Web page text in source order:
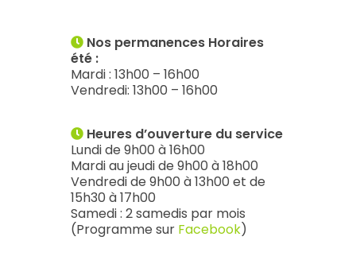
Nos permanences Horaires
été :
Mardi : 13h00 – 16h00
Vendredi: 13h00 – 16h00
Heures d’ouverture du service
Lundi de 9h00 à 16h00
Mardi au jeudi de 9h00 à 18h00
Vendredi de 9h00 à 13h00 et de
15h30 à 17h00
Samedi : 2 samedis par mois
(Programme sur Facebook)